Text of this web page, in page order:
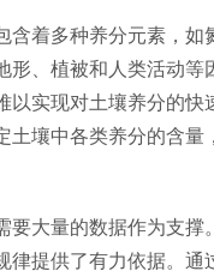
着多种养分元素，如
、植被和人类活动
实现对土壤养分的
壤中各类养分的含
大量的数据作为支撑
提供了有力依据。